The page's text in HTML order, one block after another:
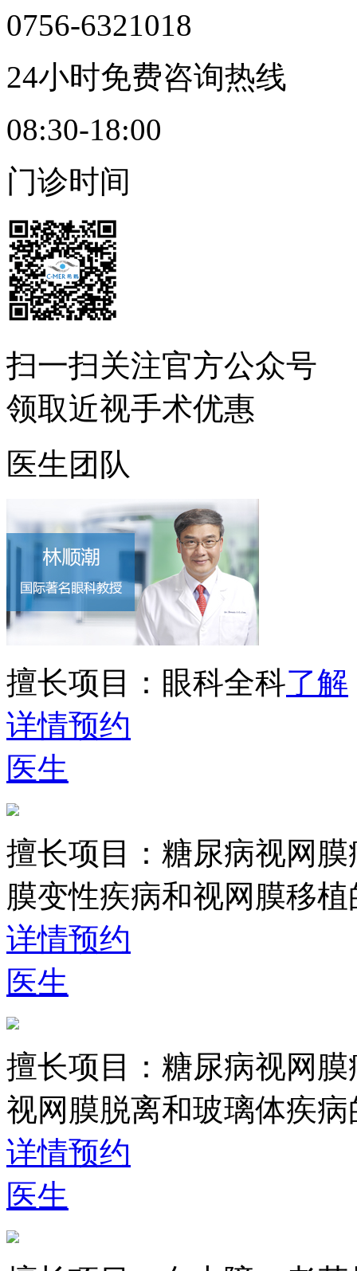
0756-6321018
24小时免费咨询热线
08:30-18:00
门诊时间
扫一扫关注官方公众号
领取近视手术优惠
医生团队
擅长项目： 眼科全科了解
详情预约
医生
擅长项目： 糖尿病视网
膜变性疾病和视网膜移
详情预约
医生
擅长项目： 糖尿病视网
视网膜脱离和玻璃体疾
详情预约
医生